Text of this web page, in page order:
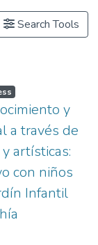
Search Tools
y
a través de
artísticas:
con niños
Infantil